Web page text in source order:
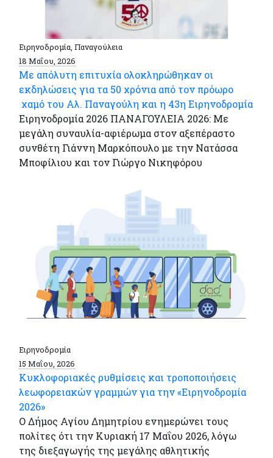
Ειρηνοδρομία, Παναγούλεια
18 Μαΐου, 2026
Με απόλυτη επιτυχία ολοκληρώθηκαν οι
εκδηλώσεις για τα 50 χρόνια από τον πρόωρο
χαμό του Αλ. Παναγούλη και η 43η Ειρηνοδρομία
Ειρηνοδρομία 2026 ΠΑΝΑΓΟΥΛΕΙΑ 2026: Με
μεγάλη συναυλία-αφιέρωμα στον αξεπέραστο
συνθέτη Γιάννη Μαρκόπουλο με την Νατάσσα
Μποφίλιου και τον Γιώργο Νικηφόρου
Ειρηνοδρομία
15 Μαΐου, 2026
Κυκλοφοριακές ρυθμίσεις και τροποποιήσεις
λεωφορειακών γραμμών για την «Ειρηνοδρομία
2026»
Ο Δήμος Αγίου Δημητρίου ενημερώνει τους
πολίτες ότι την Κυριακή 17 Μαΐου 2026, λόγω
της διεξαγωγής της μεγάλης αθλητικής